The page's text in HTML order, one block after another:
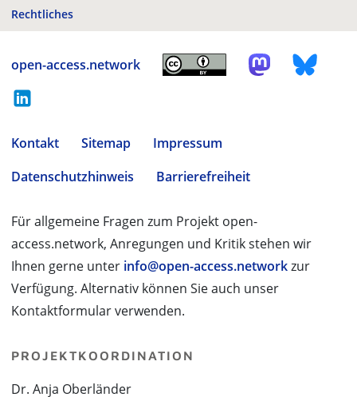
Rechtliches
open-access.network
Kontakt Sitemap
Impressum
Datenschutzhinweis
Barrierefreiheit
Für allgemeine Fragen zum Projekt open-
access.network, Anregungen und Kritik stehen wir
Ihnen gerne unter info@open-access.networkzur
Verfügung. Alternativ können Sie auch unser
Kontaktformular verwenden.
PROJEKTKOORDINATION
Dr. Anja Oberländer